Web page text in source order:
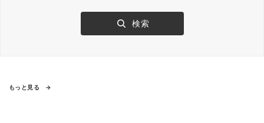
もっと見る